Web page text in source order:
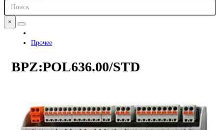
×
Прочее
BPZ:POL636.00/STD